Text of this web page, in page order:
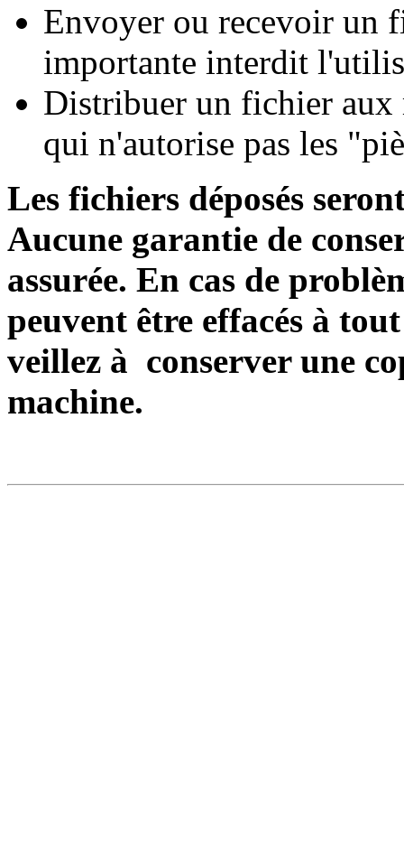
Envoyer ou recevoir un
importante interdit
Distribuer un fichier aux
qui n'autorise pas les
Les fichiers déposés
Aucune garantie de
assurée. En cas de
peuvent être effacés à
veillez à conserver une
machine.